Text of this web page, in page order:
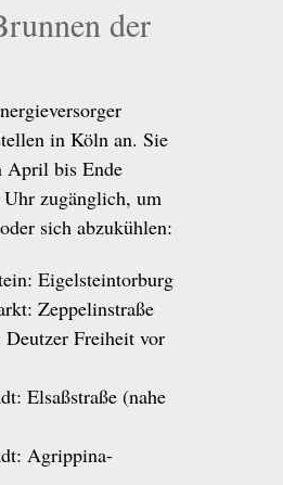
der
in Köln an. Sie
April bis Ende
zugänglich, um
sich abzukühlen:
Eigelsteintorburg
Zeppelinstraße
Freiheit vor
Elsaßstraße (nahe
Agrippina-